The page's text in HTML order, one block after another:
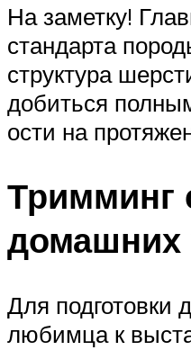
На заметку!
стандарта
структура
добиться
ости на
Тримминг
домашних
Для подготовки
любимца к